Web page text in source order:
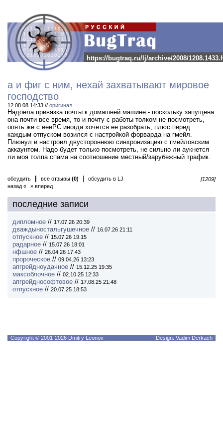
https://bugtraq.ru/lj/archive/2008/
а и фиг с ним, нехай захватывают мировое
господство
12.08.08 14:33 // оригинал
Надоела привязка почты к домашней машине - поскольку запущена
она почти все время, то и почту с работы толком не посмотреть,
опять же с eeePC иногда хочется ее разобрать, плюс перед
каждым отпуском возился с настройкой форварда на гмейл.
Плюнул и настроил двустороннюю синхронизацию с гмейловским
аккаунтом. Надо будет только посмотреть, не сильно ли аукнется
ли моя толпа спама на соотношение местный/зарубежный трафик.
обсудить все отзывы (0) обсудить в LJ
[1209]
назад «
» вперед
последние записи
дипломное // 17.07.26 20:39
дваждыностальгушечное // 16.07.26 21:11
отпускное // 15.07.26 19:15
радарное // 15.07.26 18:01
нфшное // 26.04.26 17:43
пророческое // 09.04.26 13:23
апгрейдноудачное // 15.12.25 19:35
максоблочное // 02.10.25 12:33
апгрейднософтовое // 17.08.25 21:48
отпускное // 20.07.25 18:53
Copyright © 2001-2026 Dmitry Leonov Design: Vadim Derkach